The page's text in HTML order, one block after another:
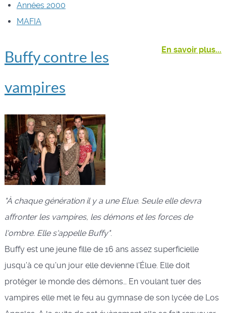
Années 2000
MAFIA
En savoir plus...
Buffy contre les
vampires
"À chaque génération il y a une Elue. Seule elle devra
affronter les vampires, les démons et les forces de
l'ombre. Elle s'appelle Buffy".
Buffy est une jeune fille de 16 ans assez superficielle
jusqu’à ce qu’un jour elle devienne l'Élue. Elle doit
protéger le monde des démons… En voulant tuer des
vampires elle met le feu au gymnase de son lycée de Los